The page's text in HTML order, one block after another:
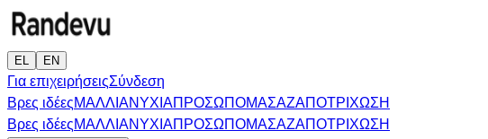
EL EN
Για επιχειρήσειςΣύνδεση
Βρες ιδέεςΜΑΛΛΙΑΝΥΧΙΑΠΡΟΣΩΠΟΜΑΣΑΖΑΠΟΤΡΙΧΩΣΗ
Βρες ιδέεςΜΑΛΛΙΑΝΥΧΙΑΠΡΟΣΩΠΟΜΑΣΑΖΑΠΟΤΡΙΧΩΣΗ